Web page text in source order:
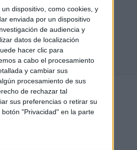
dispositivo, como cookies, y
enviada por un dispositivo
de audiencia y
datos de localización
hacer clic para
a cabo el procesamiento
y cambiar sus
procesamiento de sus
de rechazar tal
sus preferencias o retirar su
"Privacidad" en la parte